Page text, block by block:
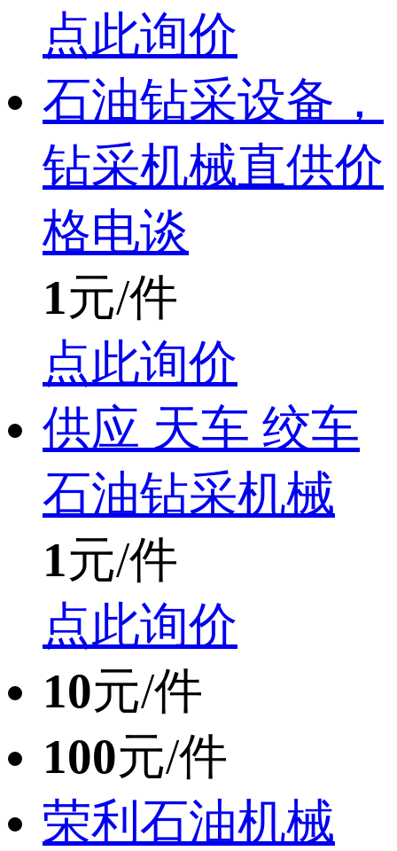
点此询价
石油钻采设备，
钻采机械直供价
格电谈
1元/件
点此询价
供应 天车 绞车
石油钻采机械
1元/件
点此询价
10元/件
100元/件
荣利石油机械